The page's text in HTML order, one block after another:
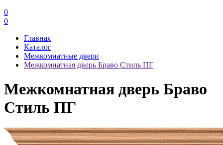
0
0
Главная
Каталог
Межкомнатные двери
Межкомнатная дверь Браво Стиль ПГ
Межкомнатная дверь Браво
Стиль ПГ